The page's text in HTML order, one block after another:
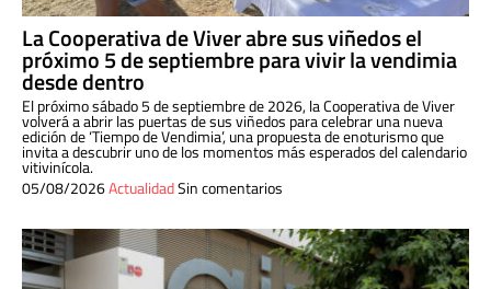
La Cooperativa de Viver abre sus viñedos el
próximo 5 de septiembre para vivir la vendimia
desde dentro
El próximo sábado 5 de septiembre de 2026, la Cooperativa de Viver
volverá a abrir las puertas de sus viñedos para celebrar una nueva
edición de ‘Tiempo de Vendimia’, una propuesta de enoturismo que
invita a descubrir uno de los momentos más esperados del calendario
vitivinícola.
05/08/2026ActualidadSin comentarios